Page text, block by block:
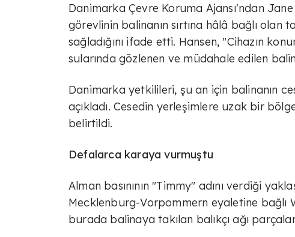
Danimarka Çevre Koruma Ajansı'ndan
görevlinin balinanın sırtına hâlâ bağlı olan
sağladığını ifade etti. Hansen, "Cihazın
sularında gözlenen ve müdahale edilen
Danimarka yetkilileri, şu an için balinanın
açıkladı. Cesedin yerleşimlere uzak bir
belirtildi.
Defalarca karaya vurmuştu
Alman basınının "Timmy" adını verdiği
Mecklenburg-Vorpommern eyaletine bağlı
burada balinaya takılan balıkçı ağı